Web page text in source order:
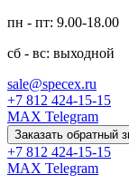
пн - пт: 9.00-18.00
сб - вс: выходной
sale@specex.ru
+7 812 424-15-15
MAX Telegram
Заказать обратный
+7 812 424-15-15
MAX Telegram